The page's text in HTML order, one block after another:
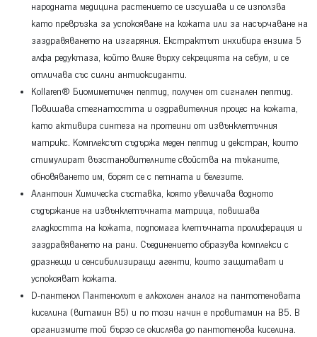
народната медицина растението се изсушава и се използва
като превръзка за успокояване на кожата или за насърчаване на
заздравяването на изгаряния. Екстрактът инхибира ензима 5
алфа редуктаза, който влияе върху секрецията на себум, и се
отличава със силни антиоксиданти.
Kollaren® Биомиметичен пептид, получен от сигнален пептид.
Повишава стегнатостта и оздравителния процес на кожата,
като активира синтеза на протеини от извънклетъчния
матрикс. Комплексът съдържа меден пептид и декстран, които
стимулират възстановителните свойства на тъканите,
обновяването им, борят се с петната и белезите.
Алантоин Химическа съставка, която увеличава водното
съдържание на извънклетъчната матрица, повишава
гладкостта на кожата, подпомага клетъчната пролиферация и
заздравяването на рани. Съединението образува комплекси с
дразнещи и сенсибилизиращи агенти, които защитават и
успокояват кожата.
D-пантенол Пантенолът е алкохолен аналог на пантотеновата
киселина (витамин В5) и по този начин е провитамин на В5. В
организмите той бързо се окислява до пантотенова киселина.